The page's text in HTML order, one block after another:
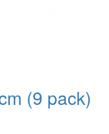
(9 pack)